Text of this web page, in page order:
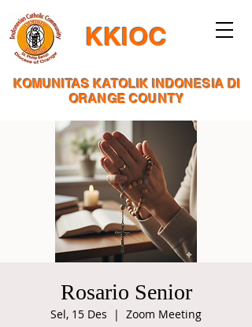
KKIOC
KOMUNITAS KATOLIK INDONESIA DI
ORANGE COUNTY
Rosario Senior
Sel, 15 Des
  |
Zoom Meeting